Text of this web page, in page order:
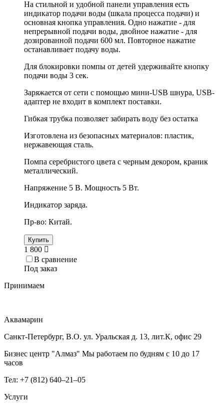
На стильной и удобной панели управления есть
индикатор подачи воды (шкала процесса подачи) и
основная кнопка управления. Одно нажатие - для
непрерывной подачи воды, двойное нажатие - для
дозированной подачи 600 мл. Повторное нажатие
останавливает подачу воды.
Для блокировки помпы от детей удерживайте кнопку
подачи воды 3 сек.
Заряжается от сети с помощью мини-USB шнура, USB-
адаптер не входит в комплект поставки.
Гибкая трубка позволяет забирать воду без остатка
Изготовлена из безопасных материалов: пластик,
нержавеющая сталь.
Помпа серебристого цвета с черным декором, краник
металлический.
Напряжение 5 В. Мощность 5 Вт.
Индикатор заряда.
Пр-во: Китай.
Купить
1 800
В сравнение
Под заказ
Принимаем
Аквамарин
Санкт-Петербург, В.О. ул. Уральская д. 13, лит.К, офис 29
Бизнес центр "Алмаз" Мы работаем по будням с 10 до 17
часов
Тел: +7 (812) 640–21–05
Услуги